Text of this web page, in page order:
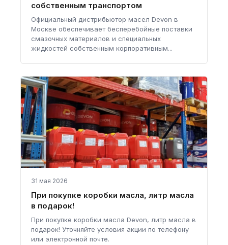
собственным транспортом
Официальный дистрибьютор масел Devon в
Москве обеспечивает бесперебойные поставки
смазочных материалов и специальных
жидкостей собственным корпоративным...
31 мая 2026
При покупке коробки масла, литр масла
в подарок!
При покупке коробки масла Devon, литр масла в
подарок! Уточняйте условия акции по телефону
или электронной почте.